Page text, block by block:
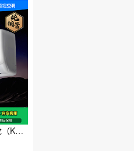
风量不直吹 新一级能效 空调挂机
KELON）空调静省电QS 大1匹